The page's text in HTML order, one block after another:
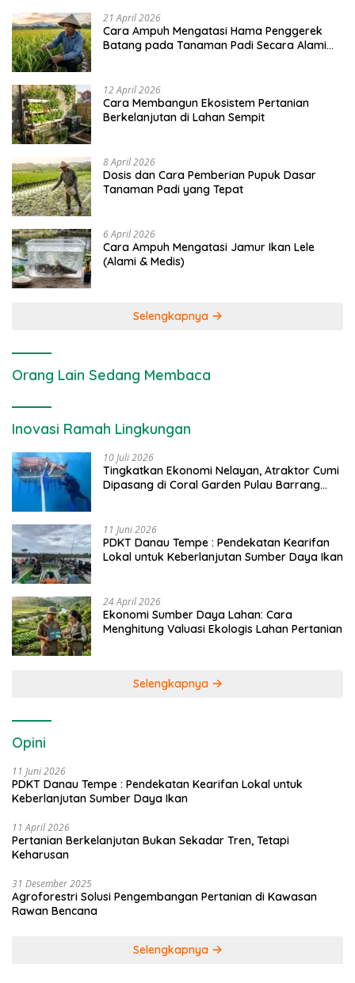
21 April 2026
Cara Ampuh Mengatasi Hama Penggerek
Batang pada Tanaman Padi Secara Alami
12 April 2026
Cara Membangun Ekosistem Pertanian
Berkelanjutan di Lahan Sempit
8 April 2026
Dosis dan Cara Pemberian Pupuk Dasar
Tanaman Padi yang Tepat
6 April 2026
Cara Ampuh Mengatasi Jamur Ikan Lele
(Alami & Medis)
Selengkapnya
Orang Lain Sedang Membaca
Inovasi Ramah Lingkungan
10 Juli 2026
Tingkatkan Ekonomi Nelayan, Atraktor Cumi
Dipasang di Coral Garden Pulau Barrang
11 Juni 2026
PDKT Danau Tempe : Pendekatan Kearifan
Lokal untuk Keberlanjutan Sumber Daya Ikan
24 April 2026
Ekonomi Sumber Daya Lahan: Cara
Menghitung Valuasi Ekologis Lahan Pertanian
Selengkapnya
Opini
11 Juni 2026
PDKT Danau Tempe : Pendekatan Kearifan Lokal untuk
Keberlanjutan Sumber Daya Ikan
11 April 2026
Pertanian Berkelanjutan Bukan Sekadar Tren, Tetapi
Keharusan
31 Desember 2025
Agroforestri Solusi Pengembangan Pertanian di Kawasan
Rawan Bencana
Selengkapnya